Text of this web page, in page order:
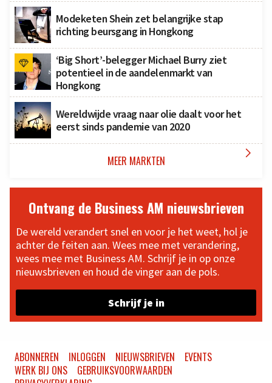
Modeketen Shein zet belangrijke stap
richting beursgang in Hongkong
‘Big Short’-belegger Michael Burry ziet
potentieel in de aandelenmarkt van
Hongkong
Wereldwijde vraag naar olie daalt voor het
eerst sinds pandemie van 2020
MEER MARKTEN 
Ontvang de Business AM nieuwsbrieven
De wereld verandert snel en voor je het weet, hol je
achter de feiten aan. Wees mee met verandering,
wees mee met Business AM. Schrijf je in op onze
nieuwsbrieven en houd de vinger aan de pols.
Schrijf je in
ABONNEREN INLOGGEN NIEUWSBRIEVEN
EVENTS
WERK BIJ ONS
GEBRUIKSVOORWAARDEN